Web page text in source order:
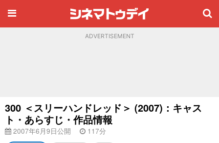
ADVERTISEMENT
300 ＜スリーハンドレッド＞ (2007)：キャス
ト・あらすじ・作品情報
2007年6月9日公開 117分